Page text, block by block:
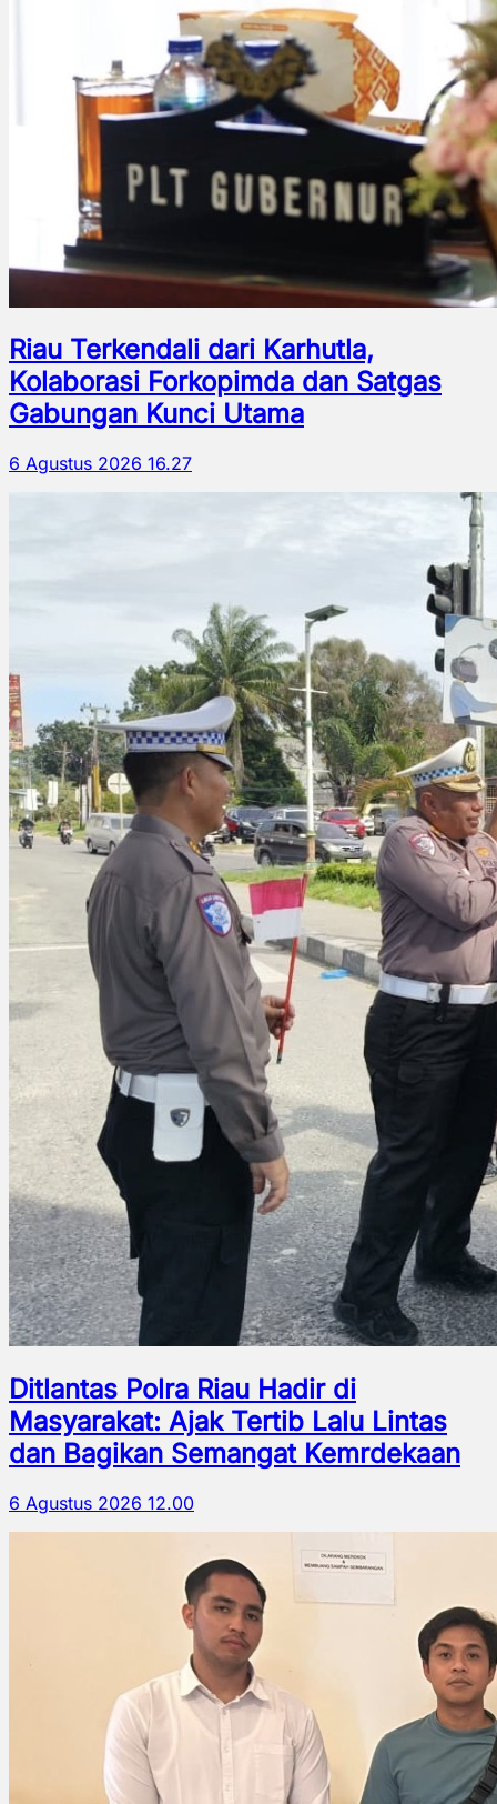
Riau Terkendali dari Karhutla,
Kolaborasi Forkopimda dan Satgas
Gabungan Kunci Utama
6 Agustus 2026 16.27
Ditlantas Polra Riau Hadir di
Masyarakat: Ajak Tertib Lalu Lintas
dan Bagikan Semangat Kemrdekaan
6 Agustus 2026 12.00